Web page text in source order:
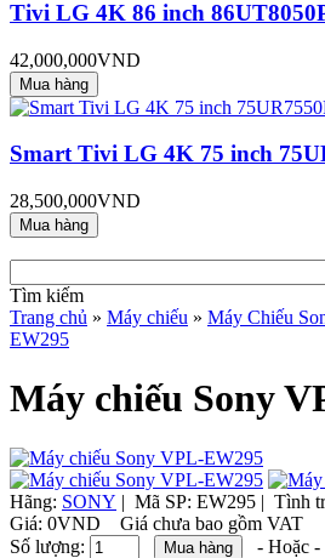
Tivi LG 4K 86 inch
42,000,000VND
Smart Tivi LG 4K 75 inch
28,500,000VND
Tìm kiếm
Trang chủ » Máy chiếu » Máy Chiếu
EW295
Máy chiếu Sony
Hãng: SONY | Mã SP: EW295 | Tình
Giá: 0VND
Giá chưa bao gồm VAT
Số lượng:
- Hoặc -